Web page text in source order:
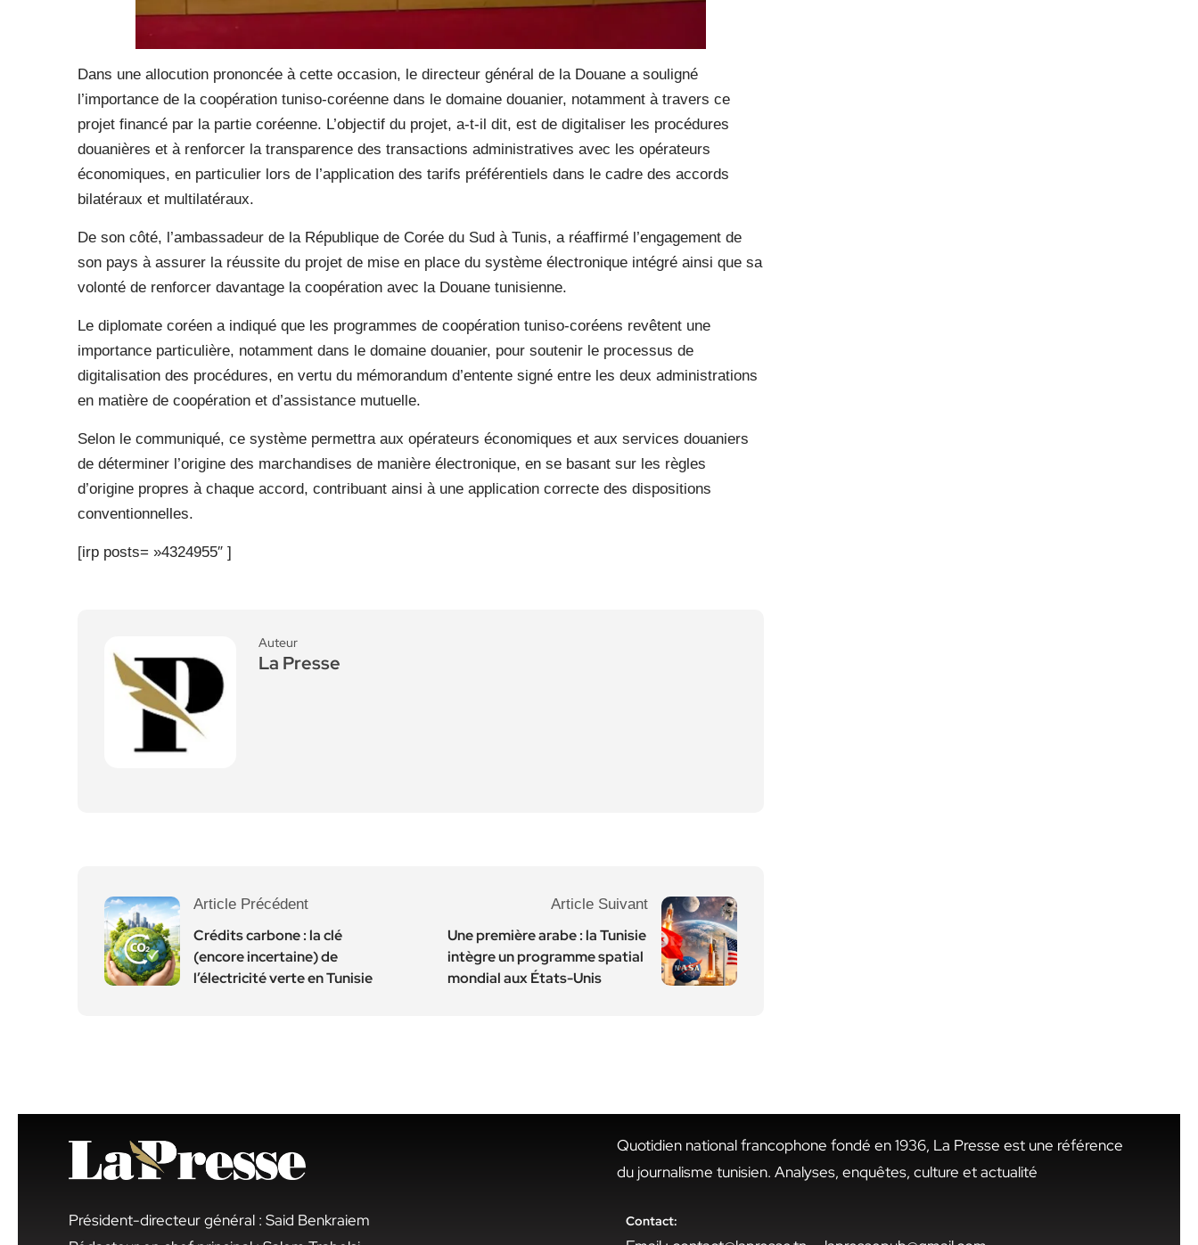
Dans une allocution prononcée à cette occasion, le directeur général de la Douane a souligné
l’importance de la coopération tuniso-coréenne dans le domaine douanier, notamment à travers ce
projet financé par la partie coréenne. L’objectif du projet, a-t-il dit, est de digitaliser les procédures
douanières et à renforcer la transparence des transactions administratives avec les opérateurs
économiques, en particulier lors de l’application des tarifs préférentiels dans le cadre des accords
bilatéraux et multilatéraux.
De son côté, l’ambassadeur de la République de Corée du Sud à Tunis, a réaffirmé l’engagement de
son pays à assurer la réussite du projet de mise en place du système électronique intégré ainsi que sa
volonté de renforcer davantage la coopération avec la Douane tunisienne.
Le diplomate coréen a indiqué que les programmes de coopération tuniso-coréens revêtent une
importance particulière, notamment dans le domaine douanier, pour soutenir le processus de
digitalisation des procédures, en vertu du mémorandum d’entente signé entre les deux administrations
en matière de coopération et d’assistance mutuelle.
Selon le communiqué, ce système permettra aux opérateurs économiques et aux services douaniers
de déterminer l’origine des marchandises de manière électronique, en se basant sur les règles
d’origine propres à chaque accord, contribuant ainsi à une application correcte des dispositions
conventionnelles.
[irp posts= »4324955″ ]
Auteur
La Presse
Article Précédent
Crédits carbone : la clé
(encore incertaine) de
l’électricité verte en Tunisie
Article Suivant
Une première arabe : la Tunisie
intègre un programme spatial
mondial aux États-Unis
Président-directeur général : Said Benkraiem
Quotidien national francophone fondé en 1936, La Presse est une référence
du journalisme tunisien. Analyses, enquêtes, culture et actualité
Contact: